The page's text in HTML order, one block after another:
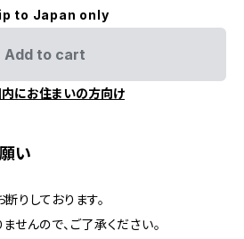
to Japan only
Add to cart
にお住まいの方向け
い
りしております。
せんので、ご了承ください。